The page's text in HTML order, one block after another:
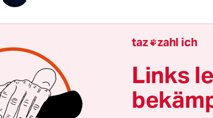
taz am wochenende: Frau Arndt, als
beschäftigen Sie sich damit, wie sich die
zwischen Mensch und Natur in der
Welche Rolle spielt da die Luft?
Melanie Arndt:
Die Luft begegnet uns
taz zahl ich
Links